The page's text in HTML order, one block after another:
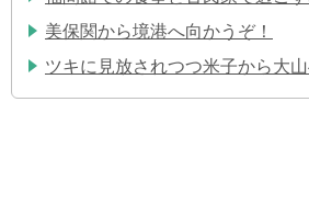
美保関から境港へ向かうぞ！
ツキに見放されつつ米子から大